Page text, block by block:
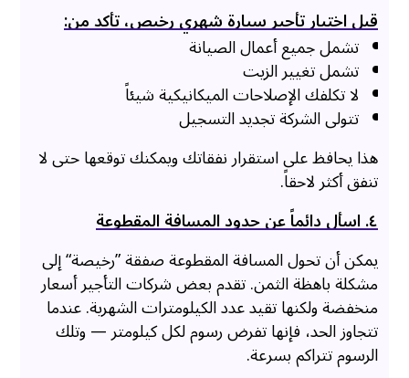
قبل اختيار تأجير سيارة شهري رخيص، تأكد من:
تشمل جميع أعمال الصيانة
تشمل تغيير الزيت
لا تكلفك الإصلاحات الميكانيكية شيئاً
تتولى الشركة تجديد التسجيل
هذا يحافظ على استقرار نفقاتك ويمكنك توقعها حتى لا
تنفق أكثر لاحقاً.
٤. اسأل دائماً عن حدود المسافة المقطوعة
يمكن أن تحول المسافة المقطوعة صفقة ”رخيصة“ إلى
مشكلة باهظة الثمن. تقدم بعض شركات التأجير أسعار
منخفضة ولكنها تقيد عدد الكيلومترات الشهرية. عندما
تتجاوز الحد، فإنها تفرض رسوم لكل كيلومتر — وتلك
الرسوم تتراكم بسرعة.